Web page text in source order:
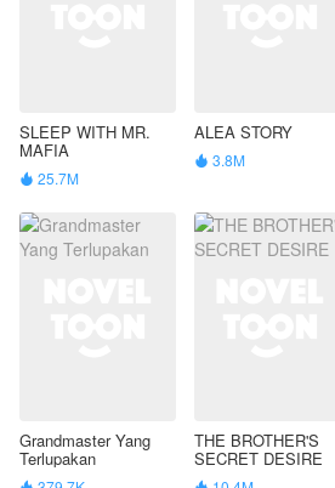
SLEEP WITH MR.
MAFIA
 25.7M
ALEA STORY
 3.8M
Grandmaster Yang
Terlupakan
THE BROTHER'S
SECRET DESIRE